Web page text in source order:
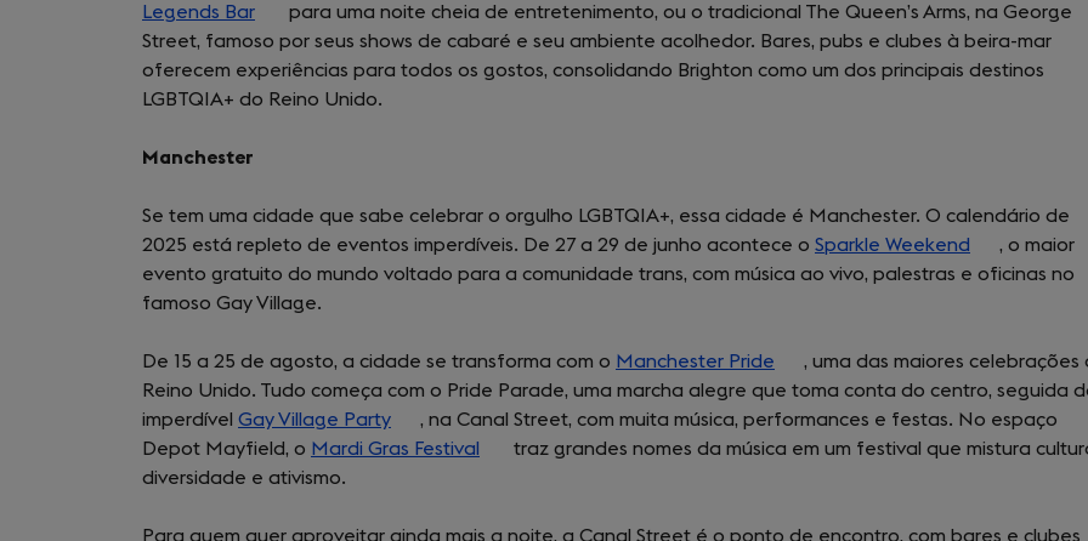
tab)
a
new
tab)
Legends Bar (opens
in
a
new
para uma noite cheia de entretenimento, ou o tradicional The Queen’s Arms, na George
Street, famoso por seus shows de cabaré e seu ambiente acolhedor. Bares, pubs e clubes à beira-mar
oferecem experiências para todos os gostos, consolidando Brighton como um dos principais destinos
LGBTQIA+ do Reino Unido.
Manchester
Se tem uma cidade que sabe celebrar o orgulho LGBTQIA+, essa cidade é Manchester. O calendário de
2025 está repleto de eventos imperdíveis. De 27 a 29 de junho acontece o Sparkle Weekend
(opens
in
tab)
, o maior
evento gratuito do mundo voltado para a comunidade trans, com música ao vivo, palestras e oficinas no
famoso Gay Village.
De 15 a 25 de agosto, a cidade se transforma com o Manchester Pride (opens
in
a
new
, uma das maiores celebrações
Reino Unido. Tudo começa com o Pride Parade, uma marcha alegre que toma conta do centro, seguida
imperdível Gay Village Party (opens
in
tab)
, na Canal Street, com muita música, performances e festas. No espaço
Depot Mayfield, o Mardi Gras Festival
(opens
new
traz grandes nomes da música em um festival que mistura
diversidade e ativismo.
Para quem quer aproveitar ainda mais a noite, a Canal Street é o ponto de encontro, com bares e clubes